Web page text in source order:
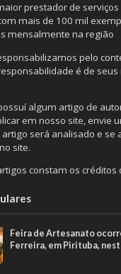
prestador de serviços
mais de 100 mil
mensalmente na região
pelo
é de seus
algum artigo de
em nosso site, envie
artigo será analisado e se
site.
constam os créditos
Feira de Artesanato
Ferreira, em Pirituba,